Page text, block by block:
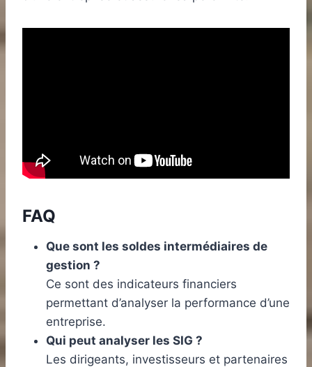
FAQ
Que sont les soldes intermédiaires de
gestion ?
Ce sont des indicateurs financiers
permettant d’analyser la performance d’une
entreprise.
Qui peut analyser les SIG ?
Les dirigeants, investisseurs et partenaires